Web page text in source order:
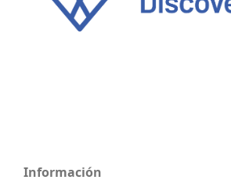
Información